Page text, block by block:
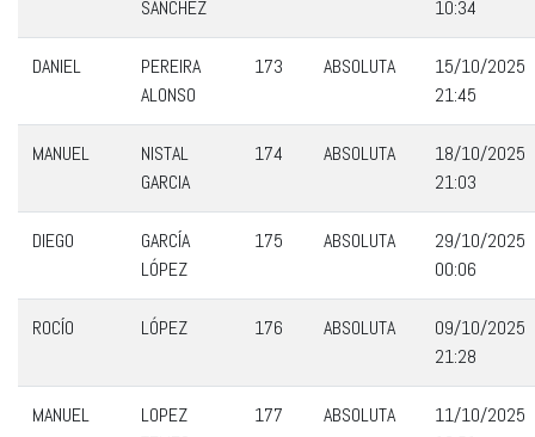
SÁNCHEZ
10:34
DANIEL
PEREIRA
ALONSO
173 ABSOLUTA
15/10/2025
21:45
MANUEL
NISTAL
GARCIA
174 ABSOLUTA
18/10/2025
21:03
DIEGO
GARCÍA
LÓPEZ
175 ABSOLUTA
29/10/2025
00:06
ROCÍO LÓPEZ 176 ABSOLUTA
09/10/2025
21:28
MANUEL
LOPEZ
177 ABSOLUTA
11/10/2025